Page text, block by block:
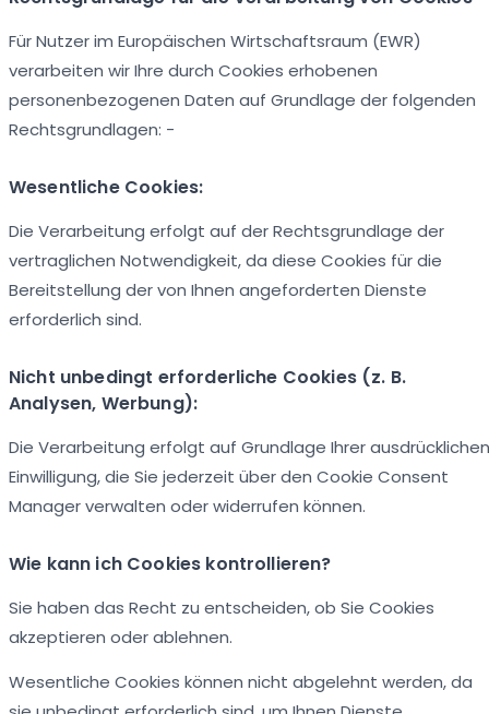
Für Nutzer im Europäischen Wirtschaftsraum (EWR)
verarbeiten wir Ihre durch Cookies erhobenen
personenbezogenen Daten auf Grundlage der folgenden
Rechtsgrundlagen: -
Wesentliche Cookies:
Die Verarbeitung erfolgt auf der Rechtsgrundlage der
vertraglichen Notwendigkeit, da diese Cookies für die
Bereitstellung der von Ihnen angeforderten Dienste
erforderlich sind.
Nicht unbedingt erforderliche Cookies (z. B.
Analysen, Werbung):
Die Verarbeitung erfolgt auf Grundlage Ihrer ausdrücklichen
Einwilligung, die Sie jederzeit über den Cookie Consent
Manager verwalten oder widerrufen können.
Wie kann ich Cookies kontrollieren?
Sie haben das Recht zu entscheiden, ob Sie Cookies
akzeptieren oder ablehnen.
Wesentliche Cookies können nicht abgelehnt werden, da